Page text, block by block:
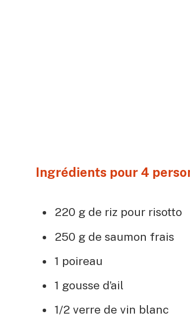
Ingrédients pour 4
220 g de riz pour risotto
250 g de saumon frais
1 poireau
1 gousse d’ail
1/2 verre de vin blanc